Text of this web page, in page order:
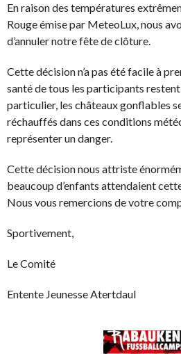
En raison des températures
Rouge émise par MeteoLux, nous
d’annuler notre fête de clôture.
Cette décision n’a pas été facile à
santé de tous les participants
particulier, les châteaux gonflables
réchauffés dans ces conditions
représenter un danger.
Cette décision nous attriste
beaucoup d’enfants attendaient
Nous vous remercions de votre
Sportivement,
Le Comité
Entente Jeunesse Atertdaul